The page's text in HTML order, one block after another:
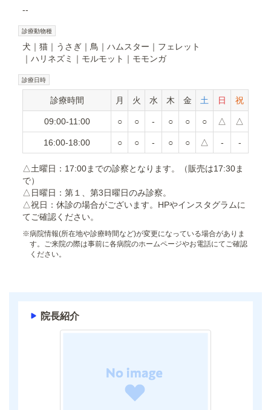
--
診療動物種
犬 猫 うさぎ 鳥 ハムスター
フェレット
ハリネズミ
モルモット モモンガ
診療日時
診療時間 月 火 水 木 金 土 日 祝
09:00-11:00 ○ ○ - ○ ○ ○ △ △
16:00-18:00 ○ ○ - ○ ○ △ - -
△土曜日：17:00までの診察となります。（販売は17:30ま
で）
△日曜日：第１、第3日曜日のみ診察。
△祝日：休診の場合がございます。HPやインスタグラムに
てご確認ください。
※病院情報(所在地や診療時間など)が変更になっている場合がありま
す。ご来院の際は事前に各病院のホームページやお電話にてご確認
ください。
院長紹介